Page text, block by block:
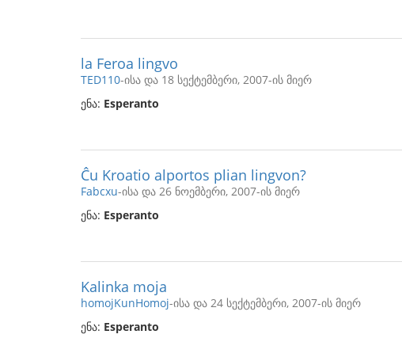
la Feroa lingvo
TED110-ისა და 18 სექტემბერი, 2007-ის მიერ
ენა: Esperanto
Ĉu Kroatio alportos plian lingvon?
Fabcxu-ისა და 26 ნოემბერი, 2007-ის მიერ
ენა: Esperanto
Kalinka moja
homojKunHomoj-ისა და 24 სექტემბერი, 2007-ის მიერ
ენა: Esperanto